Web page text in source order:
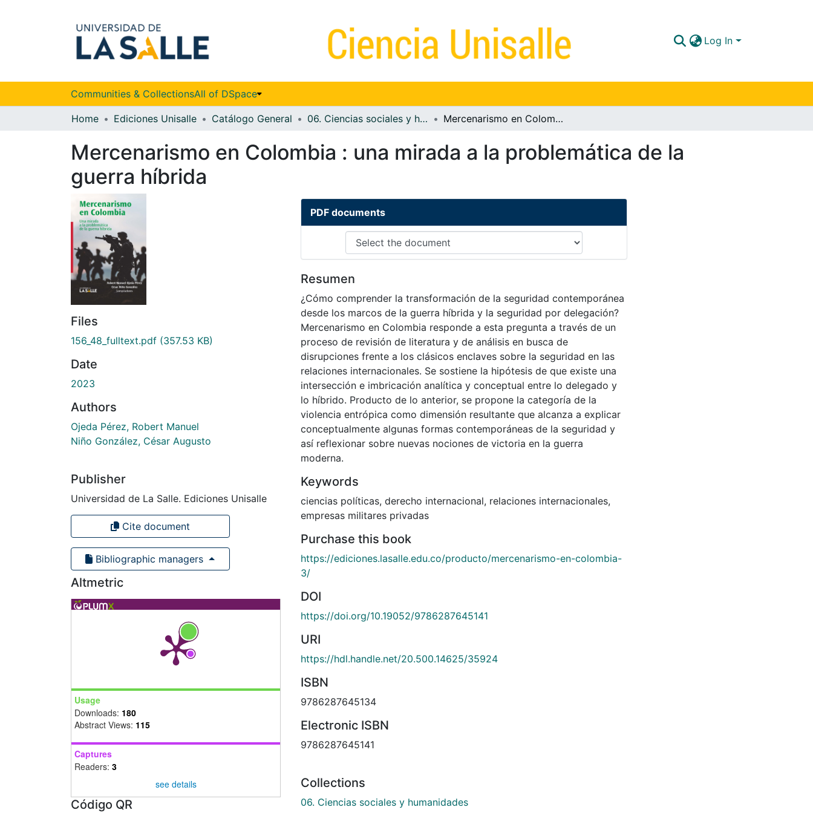
Log In
Communities & CollectionsAll of DSpace
Home Ediciones Unisalle Catálogo General 06. Ciencias sociales y humanidades Mercenarismo en Colombia : una mirada a la problemática de la guerra híbrida
Mercenarismo en Colombia : una mirada a la problemática de la
guerra híbrida
Files
156_48_fulltext.pdf (357.53 KB)
Date
2023
Authors
Ojeda Pérez, Robert Manuel
Niño González, César Augusto
Publisher
Universidad de La Salle. Ediciones Unisalle
Cite document
Bibliographic managers
Altmetric
Usage
Downloads: 180
Abstract Views: 115
Captures
Readers: 3
see details
Código QR
PDF documents
Resumen
¿Cómo comprender la transformación de la seguridad contemporánea
desde los marcos de la guerra híbrida y la seguridad por delegación?
Mercenarismo en Colombia responde a esta pregunta a través de un
proceso de revisión de literatura y de análisis en busca de
disrupciones frente a los clásicos enclaves sobre la seguridad en las
relaciones internacionales. Se sostiene la hipótesis de que existe una
intersección e imbricación analítica y conceptual entre lo delegado y
lo híbrido. Producto de lo anterior, se propone la categoría de la
violencia entrópica como dimensión resultante que alcanza a explicar
conceptualmente algunas formas contemporáneas de la seguridad y
así reflexionar sobre nuevas nociones de victoria en la guerra
moderna.
Keywords
ciencias políticas, derecho internacional, relaciones internacionales,
empresas militares privadas
Purchase this book
https://ediciones.lasalle.edu.co/producto/mercenarismo-en-colombia-
3/
DOI
https://doi.org/10.19052/9786287645141
URI
https://hdl.handle.net/20.500.14625/35924
ISBN
9786287645134
Electronic ISBN
9786287645141
Collections
06. Ciencias sociales y humanidades